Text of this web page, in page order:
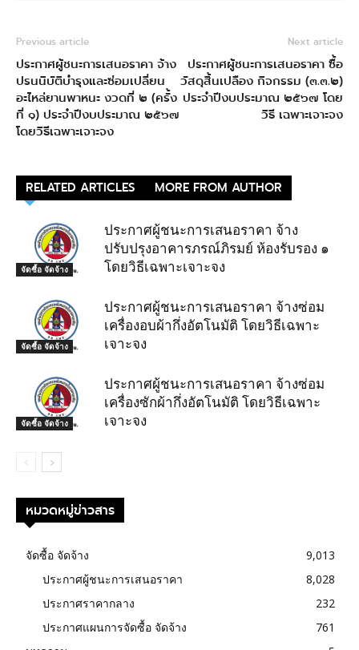
Previous article
ประกาศผู้ชนะการเสนอราคา จ้าง
ปรนนิบัติบำรุงและซ่อมเปลี่ยน
อะไหล่ยานพาหนะ งวดที่ ๒ (ครั้ง
ที่ ๑) ประจำปีงบประมาณ ๒๕๖๗
โดยวิธีเฉพาะเจาะจง
Next article
ประกาศผู้ชนะการเสนอราคา ซื้อ
วัสดุสิ้นเปลือง กิจกรรม (๓.๓.๒)
ประจำปีงบประมาณ ๒๕๖๗ โดย
วิธี เฉพาะเจาะจง
RELATED ARTICLES MORE FROM AUTHOR
จัดซื้อ จัดจ้าง
ประกาศผู้ชนะการเสนอราคา จ้าง
ปรับปรุงอาคารภรณ์ภิรมย์ ห้องรับรอง ๑
โดยวิธีเฉพาะเจาะจง
จัดซื้อ จัดจ้าง
ประกาศผู้ชนะการเสนอราคา จ้างซ่อม
เครื่องอบผ้ากึ่งอัตโนมัติ โดยวิธีเฉพาะ
เจาะจง
จัดซื้อ จัดจ้าง
ประกาศผู้ชนะการเสนอราคา จ้างซ่อม
เครื่องซักผ้ากึ่งอัตโนมัติ โดยวิธีเฉพาะ
เจาะจง
หมวดหมู่ข่าวสาร
จัดซื้อ จัดจ้าง
9,013
ประกาศผู้ชนะการเสนอราคา
8,028
ประกาศราคากลาง
232
ประกาศแผนการจัดซื้อ จัดจ้าง
761